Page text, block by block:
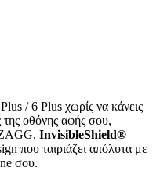
/ 6 Plus χωρίς να κάνεις
οθόνης αφής σου,
InvisibleShield®
που ταιριάζει απόλυτα με
σου.